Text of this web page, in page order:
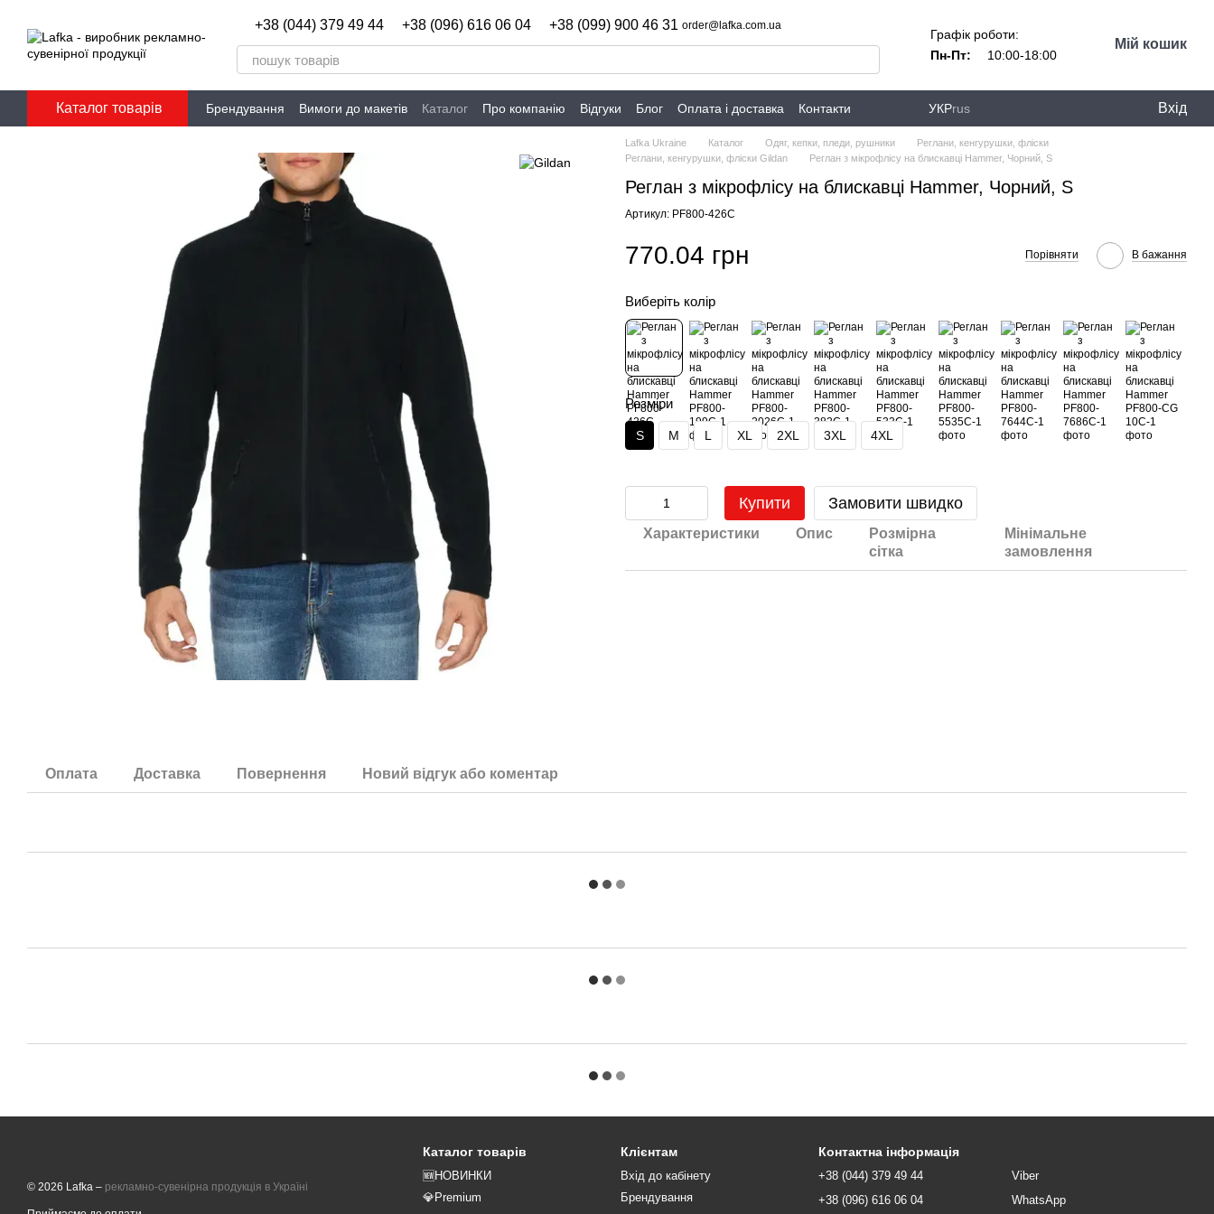
+38 (044) 379 49 44 +38 (096) 616 06 04 +38 (099) 900 46 31 order@lafka.com.ua
Графік роботи:
Пн-Пт:
10:00-18:00
Мій кошик
Каталог товарів Брендування Вимоги до макетів Каталог Про компанію Відгуки Блог Оплата і доставка Контакти УКРrus Вхід
Lafka Ukraine Каталог Одяг, кепки, пледи, рушники
Реглани, кенгурушки, фліски
Реглани, кенгурушки, фліски Gildan
Реглан з мікрофлісу на блискавці Hammer, Чорний, S
Реглан з мікрофлісу на блискавці Hammer, Чорний, S
Артикул: PF800-426C
770.04 грн Порівняти В бажання
Виберіть колір
Розміри
S M L XL 2XL 3XL 4XL
Купити Замовити швидко
Характеристики Опис
Розмірна
сітка
Мінімальне
замовлення
Оплата Доставка Повернення Новий відгук або коментар
© 2026 Lafka – рекламно-сувенірна продукція в Україні
Каталог товарів
🆕НОВИНКИ
💎Premium
Клієнтам
Вхід до кабінету
Брендування
Контактна інформація
+38 (044) 379 49 44
+38 (096) 616 06 04
Viber
WhatsApp